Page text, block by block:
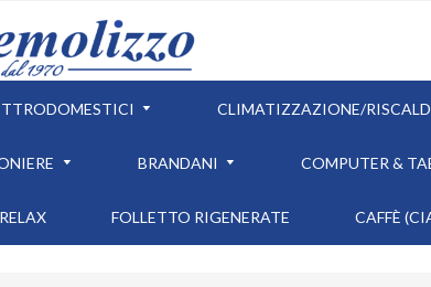
CLIMATIZZAZIONE/
BRANDANI COMPUTER &
FOLLETTO RIGENERATE CAFFÈ